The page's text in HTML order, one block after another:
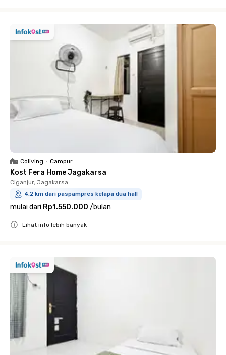
Coliving • Campur
Kost Fera Home Jagakarsa
Ciganjur, Jagakarsa
4.2 km dari paspampres kelapa dua hall
mulai dari Rp1.550.000 /bulan
Lihat info lebih banyak